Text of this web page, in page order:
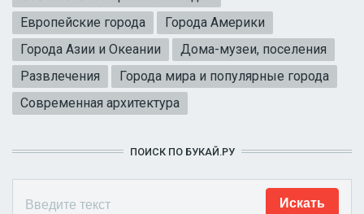
Европейские города
Города Америки
Города Азии и Океании
Дома-музеи, поселения
Развлечения
Города мира и популярные города
Современная архитектура
ПОИСК ПО БУКАЙ.РУ